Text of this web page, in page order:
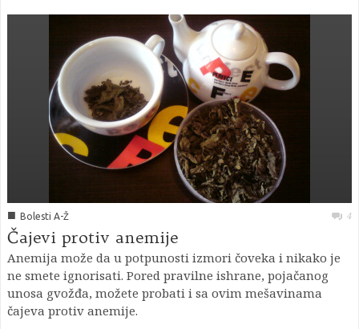
■ Bolesti A-Ž 4
Čajevi protiv anemije
Anemija može da u potpunosti izmori čoveka i nikako je
ne smete ignorisati. Pored pravilne ishrane, pojačanog
unosa gvožđa, možete probati i sa ovim mešavinama
čajeva protiv anemije.